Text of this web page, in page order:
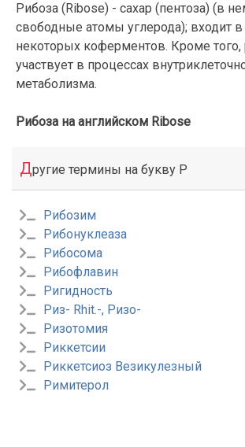
Рибоза (Ribose) - сахар (пентоза) (в
свободные атомы углерода); входит
некоторых коферментов. Кроме того,
участвует в процессах
метаболизма.
Рибоза на английском Ribose
Другие термины на букву Р
Рибозим
Рибонуклеаза
Рибосома
Рибофлавин
Ригидность
Риз- Rhit.-, Ризо-
Ризотомия
Риккетсии
Риккетсиоз Везикулезный
Римитерол